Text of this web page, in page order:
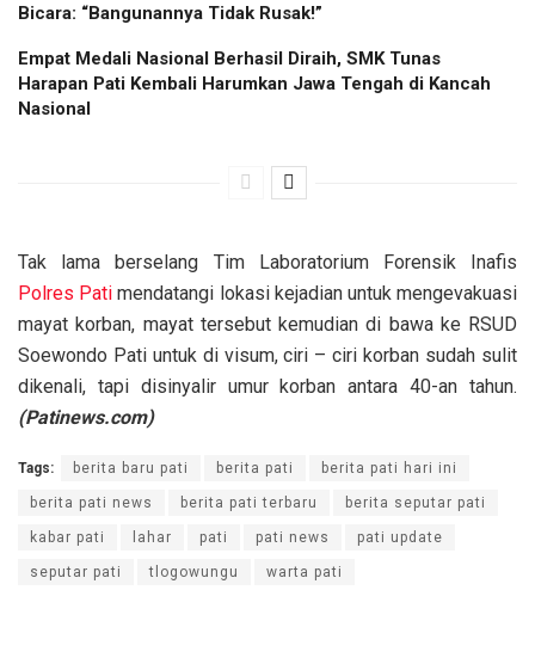
Bicara: “Bangunannya Tidak Rusak!”
Empat Medali Nasional Berhasil Diraih, SMK Tunas
Harapan Pati Kembali Harumkan Jawa Tengah di Kancah
Nasional
Tak lama berselang Tim Laboratorium Forensik Inafis
Polres Pati mendatangi lokasi kejadian untuk mengevakuasi
mayat korban, mayat tersebut kemudian di bawa ke RSUD
Soewondo Pati untuk di visum, ciri – ciri korban sudah sulit
dikenali, tapi disinyalir umur korban antara 40-an tahun.
(Patinews.com)
Tags: berita baru pati berita pati berita pati hari ini
berita pati news berita pati terbaru berita seputar pati
kabar pati lahar pati pati news pati update
seputar pati tlogowungu warta pati